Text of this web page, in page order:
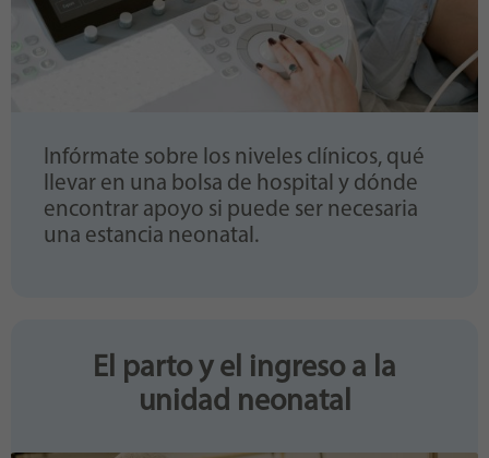
Infórmate sobre los niveles clínicos, qué
llevar en una bolsa de hospital y dónde
encontrar apoyo si puede ser necesaria
una estancia neonatal.
El parto y el ingreso a la
unidad neonatal